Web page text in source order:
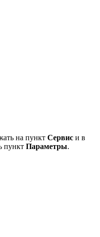
на пункт Сервис и в
пункт Параметры.